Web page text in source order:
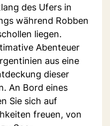
des Ufers in
während Robben
liegen.
Abenteuer
aus eine
dieser
An Bord eines
Sie sich auf
freuen, von